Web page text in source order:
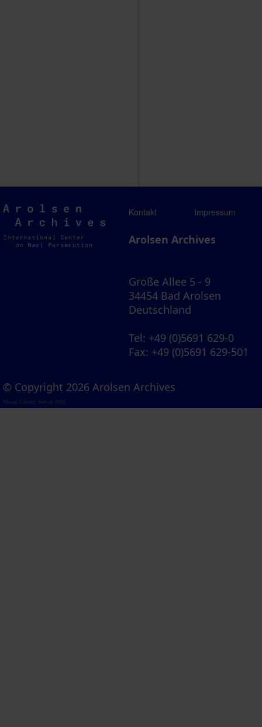
Arolsen
Archives
Kontakt Impressum
Arolsen Archives
Große Allee 5 - 9
34454 Bad Arolsen
Deutschland
Tel: +49 (0)5691 629-0
Fax: +49 (0)5691 629-501
© Copyright 2026 Arolsen Archives
Visual Library Server 2026